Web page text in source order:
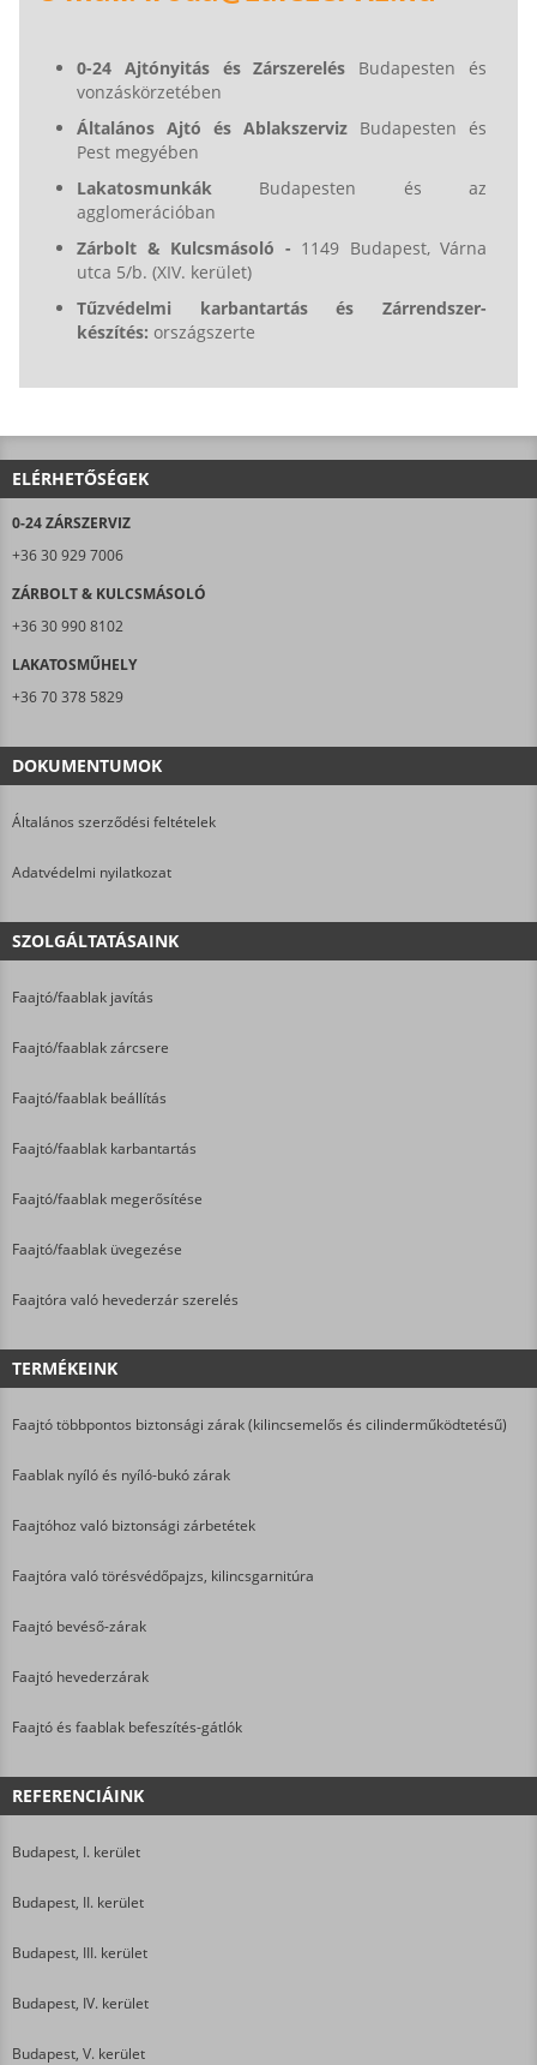
0-24 Ajtónyitás és Zárszerelés Budapesten és
vonzáskörzetében
Általános Ajtó és Ablakszerviz Budapesten és
Pest megyében
Lakatosmunkák Budapesten és az
agglomerációban
Zárbolt & Kulcsmásoló - 1149 Budapest, Várna
utca 5/b. (XIV. kerület)
Tűzvédelmi karbantartás és Zárrendszer-
készítés: országszerte
ELÉRHETŐSÉGEK
0-24 ZÁRSZERVIZ
+36 30 929 7006
ZÁRBOLT & KULCSMÁSOLÓ
+36 30 990 8102
LAKATOSMŰHELY
+36 70 378 5829
DOKUMENTUMOK
Általános szerződési feltételek
Adatvédelmi nyilatkozat
SZOLGÁLTATÁSAINK
Faajtó/faablak javítás
Faajtó/faablak zárcsere
Faajtó/faablak beállítás
Faajtó/faablak karbantartás
Faajtó/faablak megerősítése
Faajtó/faablak üvegezése
Faajtóra való hevederzár szerelés
TERMÉKEINK
Faajtó többpontos biztonsági zárak (kilincsemelős és cilinderműködtetésű)
Faablak nyíló és nyíló-bukó zárak
Faajtóhoz való biztonsági zárbetétek
Faajtóra való törésvédőpajzs, kilincsgarnitúra
Faajtó bevéső-zárak
Faajtó hevederzárak
Faajtó és faablak befeszítés-gátlók
REFERENCIÁINK
Budapest, I. kerület
Budapest, II. kerület
Budapest, III. kerület
Budapest, IV. kerület
Budapest, V. kerület